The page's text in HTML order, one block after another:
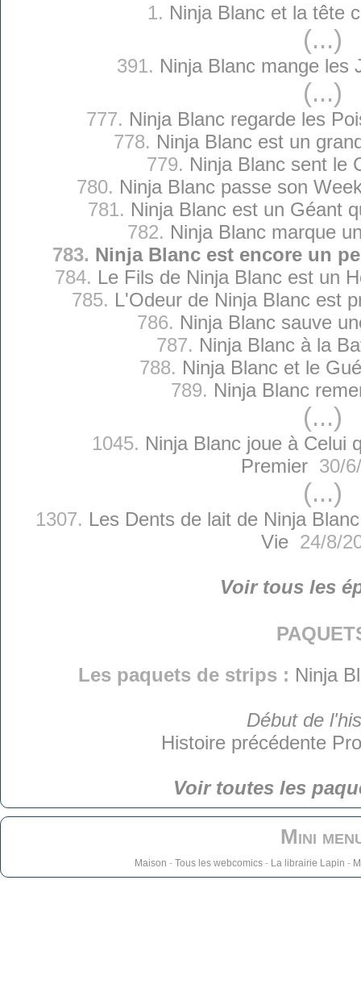
1. Ninja Blanc et la tête
(...)
391. Ninja Blanc mange les
(...)
777. Ninja Blanc regarde les
778. Ninja Blanc est un
779. Ninja Blanc sent le
780. Ninja Blanc passe son
781. Ninja Blanc est un Géant
782. Ninja Blanc marque
783. Ninja Blanc est encore un
784. Le Fils de Ninja Blanc est un
785. L'Odeur de Ninja Blanc est
786. Ninja Blanc sauve
787. Ninja Blanc à la
788. Ninja Blanc et le
789. Ninja Blanc
(...)
1045. Ninja Blanc joue à Celui
Premier 30/
(...)
1307. Les Dents de lait de Ninja
Vie24/8/
Voir tous les
Les paquets de strips : Ninja
Début de
Histoire précédente
Voir toutes les
Mini
Maison - Tous les webcomics- La librairie Lapin -